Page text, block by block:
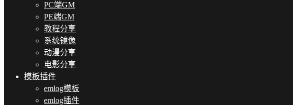
PC端GM
PE端GM
教程分享
系统镜像
动漫分享
电影分享
模板插件
emlog模板
emlog插件